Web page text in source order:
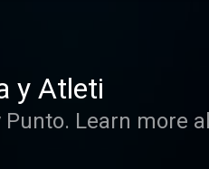
y Atleti
Learn more